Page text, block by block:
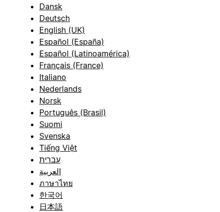
Dansk
Deutsch
English (UK)
Español (España)
Español (Latinoamérica)
Français (France)
Italiano
Nederlands
Norsk
Português (Brasil)
Suomi
Svenska
Tiếng Việt
עברית
العربية
ภาษาไทย
한국어
日本語